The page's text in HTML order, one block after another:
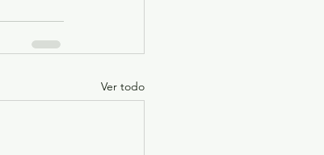
Ver todo